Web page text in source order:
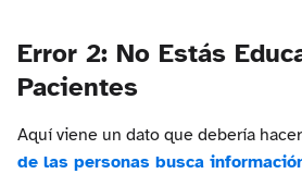
Error 2: No Estás
Pacientes
Aquí viene un dato que debería
de las personas busca